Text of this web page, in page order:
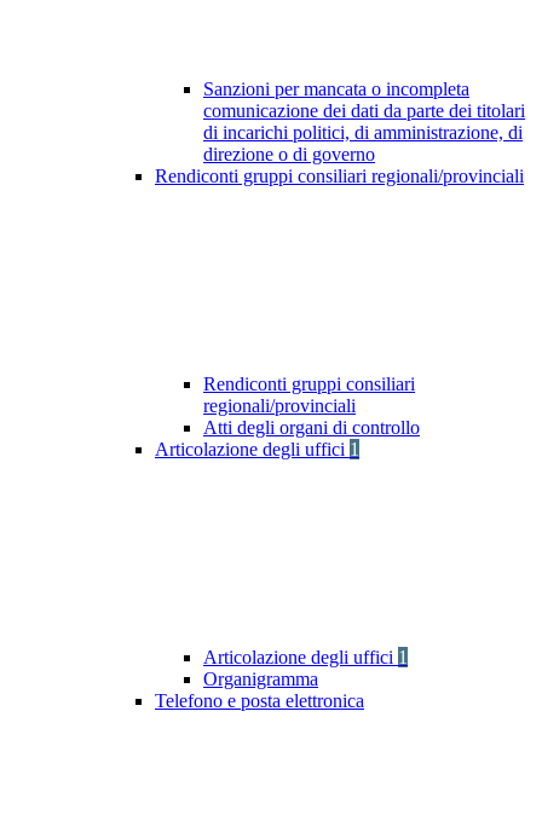
Sanzioni per mancata o incompleta
comunicazione dei dati da parte dei titolari
di incarichi politici, di amministrazione, di
direzione o di governo
Rendiconti gruppi consiliari regionali/provinciali
Rendiconti gruppi consiliari
regionali/provinciali
Atti degli organi di controllo
Articolazione degli uffici 1
Articolazione degli uffici 1
Organigramma
Telefono e posta elettronica